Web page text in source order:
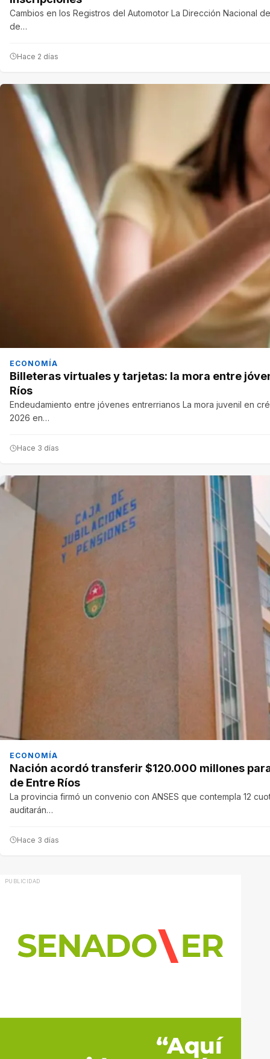
Cambios en los Registros del Automotor La Dirección Nacional
de…
Hace 2 días
ECONOMÍA
Billeteras virtuales y tarjetas: la mora entre
Ríos
Endeudamiento entre jóvenes entrerrianos La mora juvenil en
2026 en…
Hace 3 días
ECONOMÍA
Nación acordó transferir $120.000 millones
de Entre Ríos
La provincia firmó un convenio con ANSES que contempla 12
auditarán…
Hace 3 días